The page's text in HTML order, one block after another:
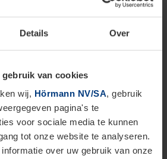
Details Over
gebruik van cookies
wij, Hörmann NV/SA, gebruik
pagina's te
voor sociale media te kunnen
tot onze website te analyseren.
over uw gebruik van onze